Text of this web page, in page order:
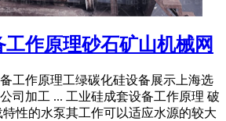
作原理砂石矿山机械网
工作原理工绿碳化硅设备展示上海选
司加工 ... 工业硅成套设备工作原理 破
性的水泵其工作可以适应水源的较大